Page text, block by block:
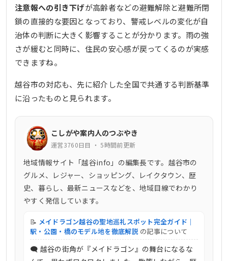
注意報への引き下げが高齢者などの避難解除と避難所閉
鎖の直接的な要因となっており、警戒レベルの変化が自
治体の判断に大きく影響することが分かります。雨の強
さが緩むと同時に、住民の安心感が戻ってくるのが実感
できますね。
越谷市の対応も、先に紹介した全国で共通する判断基準
に沿ったものと見られます。
こしがや案内人のつぶやき
運営3760日目 ・ 5時間前更新
地域情報サイト「越谷info」の編集長です。越谷市の
グルメ、レジャー、ショッピング、レイクタウン、歴
史、暮らし、最新ニュースなどを、地域目線でわかり
やすく発信しています。
📝 メイドラゴン越谷の聖地巡礼スポット完全ガイド｜
駅・公園・橋のモデル地を徹底解説の記事について
🗨 越谷の街角が『メイドラゴン』の舞台になるな